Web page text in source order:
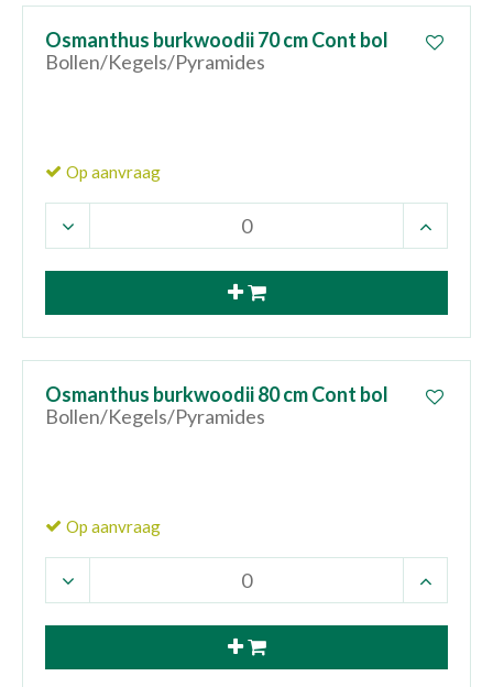
Osmanthus burkwoodii 70 cm Cont bol
Bollen/Kegels/Pyramides
Op aanvraag
Osmanthus burkwoodii 80 cm Cont bol
Bollen/Kegels/Pyramides
Op aanvraag